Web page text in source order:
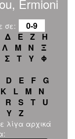
Ermioni
σε:
0-9
Δ Ε Ζ
Η
Λ Μ Ν
Ξ
Σ Τ Υ
Φ
D E F
G
K L M
N
R S T
U
Y Z
λίγα αρχικά